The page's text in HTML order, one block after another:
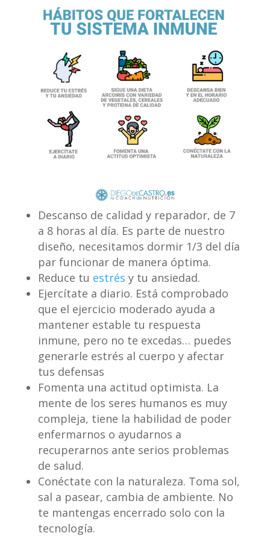
Descanso de calidad y reparador, de 7
a 8 horas al día. Es parte de nuestro
diseño, necesitamos dormir 1/3 del día
par funcionar de manera óptima.
Reduce tu estrés y tu ansiedad.
Ejercítate a diario. Está comprobado
que el ejercicio moderado ayuda a
mantener estable tu respuesta
inmune, pero no te excedas… puedes
generarle estrés al cuerpo y afectar
tus defensas
Fomenta una actitud optimista. La
mente de los seres humanos es muy
compleja, tiene la habilidad de poder
enfermarnos o ayudarnos a
recuperarnos ante serios problemas
de salud.
Conéctate con la naturaleza. Toma sol,
sal a pasear, cambia de ambiente. No
te mantengas encerrado solo con la
tecnología.